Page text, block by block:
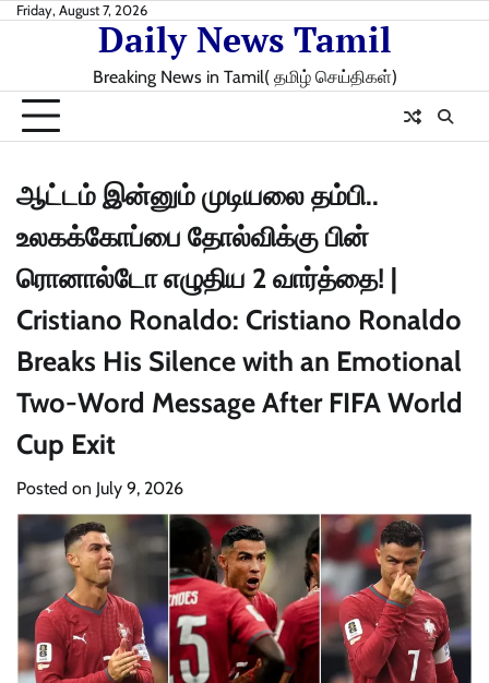
SkipFriday, August 7, 2026
Daily News Tamil
Breaking News in Tamil( தமிழ் செய்திகள்)
ஆட்டம் இன்னும் முடியலை தம்பி..
உலகக்கோப்பை தோல்விக்கு பின்
ரொனால்டோ எழுதிய 2 வார்த்தை! |
Cristiano Ronaldo: Cristiano Ronaldo
Breaks His Silence with an Emotional
Two-Word Message After FIFA World
Cup Exit
Posted on July 9, 2026